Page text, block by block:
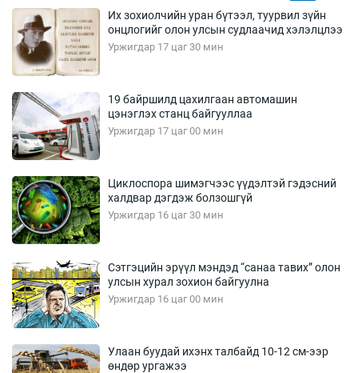
Их зохиолчийн уран бүтээл, туурвил зүйн
онцлогийг олон улсын судлаачид хэлэлцлээ
Уржигдар 17 цаг 30 мин
19 байршилд цахилгаан автомашин
цэнэглэх станц байгууллаа
Уржигдар 17 цаг 00 мин
Циклоспора шимэгчээс үүдэлтэй гэдэсний
халдвар дэгдэж болзошгүй
Уржигдар 16 цаг 30 мин
Сэтгэцийн эрүүл мэндэд “санаа тавих” олон
улсын хурал зохион байгуулна
Уржигдар 16 цаг 00 мин
Улаан буудай ихэнх талбайд 10-12 см-ээр
өндөр ургажээ